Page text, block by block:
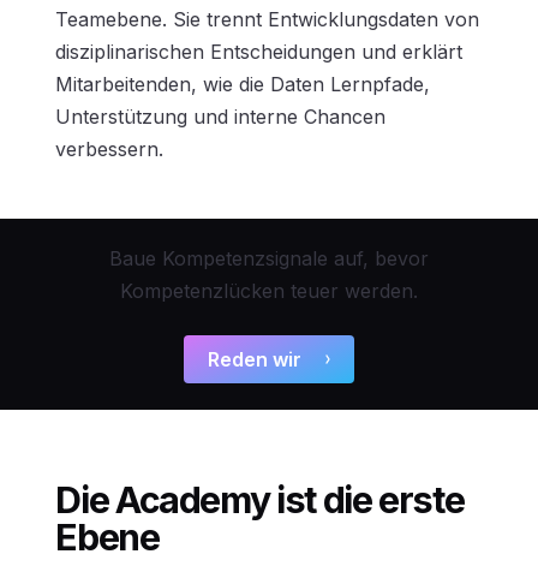
Teamebene. Sie trennt Entwicklungsdaten von
disziplinarischen Entscheidungen und erklärt
Mitarbeitenden, wie die Daten Lernpfade,
Unterstützung und interne Chancen
verbessern.
Baue Kompetenzsignale auf, bevor
Kompetenzlücken teuer werden.
Reden wir
Die Academy ist die erste
Ebene